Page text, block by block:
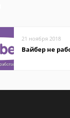
21 ноября 2018
Вайбер не